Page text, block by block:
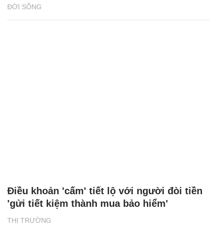
ĐỜI SỐNG
THỊ TRƯỜNG
Điều khoản 'cấm' tiết lộ với người đòi tiền
'gửi tiết kiệm thành mua bảo hiểm'